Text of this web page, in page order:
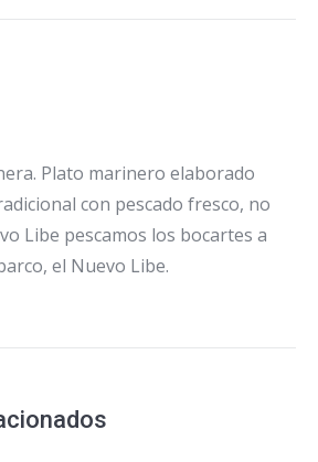
Plato marinero elaborado
con pescado fresco, no
Libe pescamos los bocartes a
el Nuevo Libe.